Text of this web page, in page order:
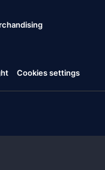
Cookies settings